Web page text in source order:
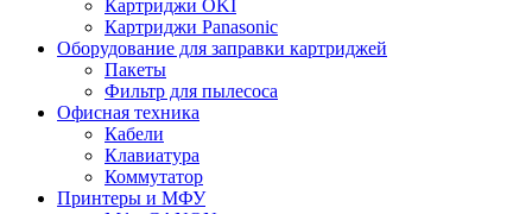
Картриджи OKI
Картриджи Panasonic
Оборудование для заправки картриджей
Пакеты
Фильтр для пылесоса
Офисная техника
Кабели
Клавиатура
Коммутатор
Принтеры и МФУ